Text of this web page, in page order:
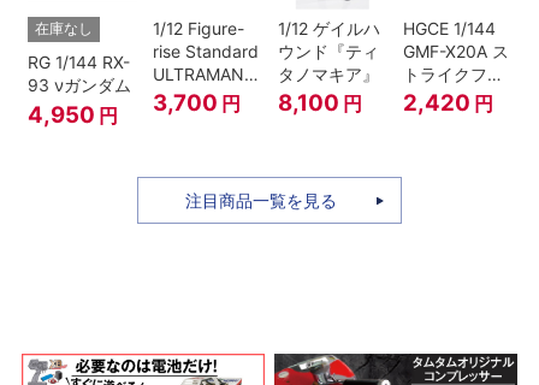
在庫なし
RG 1/144 RX-
93 νガンダム
4,950 円
1/12 Figure-
rise Standard
ULTRAMAN
SUIT ZERO
〈SC仕様〉
3,700 円
1/12 ゲイルハ
ウンド『ティ
タノマキア』
8,100 円
HGCE 1/144
GMF-X20A ス
トライクフリ
ーダムガンダ
ム
2,420 円
注目商品一覧を見る